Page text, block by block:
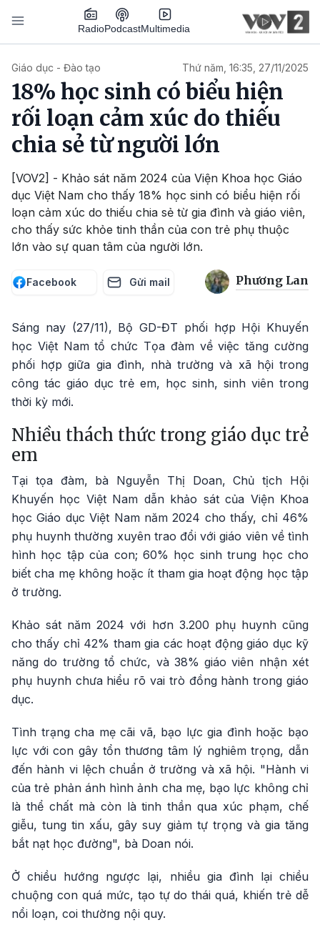
Nhảy đến nội dung
RadioPodcastMultimedia
Giáo dục - Đào tạo Thứ năm, 16:35, 27/11/2025
18% học sinh có biểu hiện
rối loạn cảm xúc do thiếu
chia sẻ từ người lớn
[VOV2] - Khảo sát năm 2024 của Viện Khoa học Giáo
dục Việt Nam cho thấy 18% học sinh có biểu hiện rối
loạn cảm xúc do thiếu chia sẻ từ gia đình và giáo viên,
cho thấy sức khỏe tinh thần của con trẻ phụ thuộc
lớn vào sự quan tâm của người lớn.
Facebook Gửi mail Phương Lan
Sáng nay (27/11), Bộ GD-ĐT phối hợp Hội Khuyến
học Việt Nam tổ chức Tọa đàm về việc tăng cường
phối hợp giữa gia đình, nhà trường và xã hội trong
công tác giáo dục trẻ em, học sinh, sinh viên trong
thời kỳ mới.
Nhiều thách thức trong giáo dục trẻ
em
Tại tọa đàm, bà Nguyễn Thị Doan, Chủ tịch Hội
Khuyến học Việt Nam dẫn khảo sát của Viện Khoa
học Giáo dục Việt Nam năm 2024 cho thấy, chỉ 46%
phụ huynh thường xuyên trao đổi với giáo viên về tình
hình học tập của con; 60% học sinh trung học cho
biết cha mẹ không hoặc ít tham gia hoạt động học tập
ở trường.
Khảo sát năm 2024 với hơn 3.200 phụ huynh cũng
cho thấy chỉ 42% tham gia các hoạt động giáo dục kỹ
năng do trường tổ chức, và 38% giáo viên nhận xét
phụ huynh chưa hiểu rõ vai trò đồng hành trong giáo
dục.
Tình trạng cha mẹ cãi vã, bạo lực gia đình hoặc bạo
lực với con gây tổn thương tâm lý nghiêm trọng, dẫn
đến hành vi lệch chuẩn ở trường và xã hội. "Hành vi
của trẻ phản ánh hình ảnh cha mẹ, bạo lực không chỉ
là thể chất mà còn là tinh thần qua xúc phạm, chế
giễu, tung tin xấu, gây suy giảm tự trọng và gia tăng
bắt nạt học đường", bà Doan nói.
Ở chiều hướng ngược lại, nhiều gia đình lại chiều
chuộng con quá mức, tạo tự do thái quá, khiến trẻ dễ
nổi loạn, coi thường nội quy.